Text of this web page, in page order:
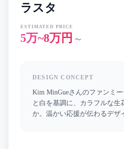
ラスタ
ESTIMATED PRICE
5万~8万円 〜
DESIGN CONCEPT
Kim MinGueさんのファンミ
と白を基調に、カラフルな生
か。温かい応援が伝わるデザ